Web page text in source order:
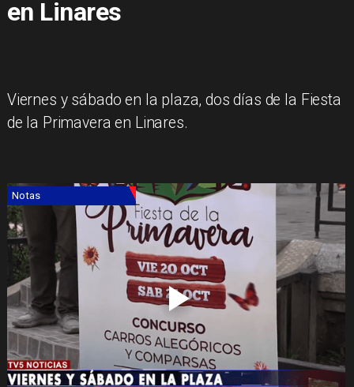
en Linares
​Viernes y sábado en la plaza, dos días de la Fiesta
de la Primavera en Linares.
Notas